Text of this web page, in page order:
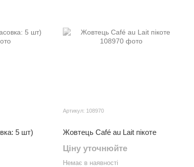
5 шт)
Артикул: 108970
Жовтець Café au Lait пікоте
Ціну уточнюйте
Немає в наявності